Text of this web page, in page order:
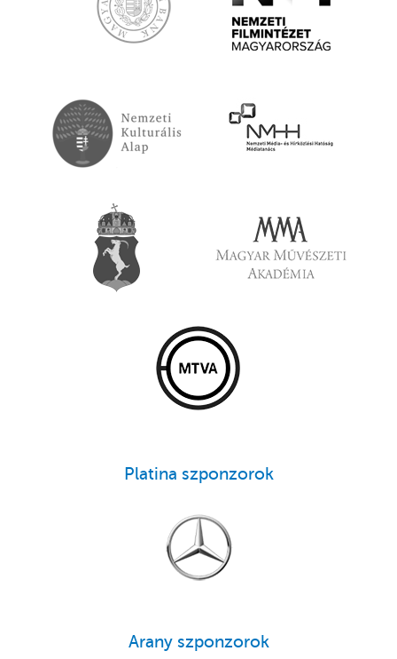
Platina szponzorok
Arany szponzorok